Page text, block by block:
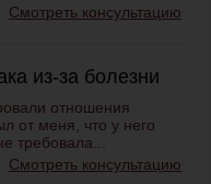
Смотреть консультацию
из-за болезни
отношения
от меня, что у него
требовала...
Смотреть консультацию